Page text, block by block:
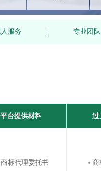
服务 专业团
平台提供材料 过
商标代理委托书
商